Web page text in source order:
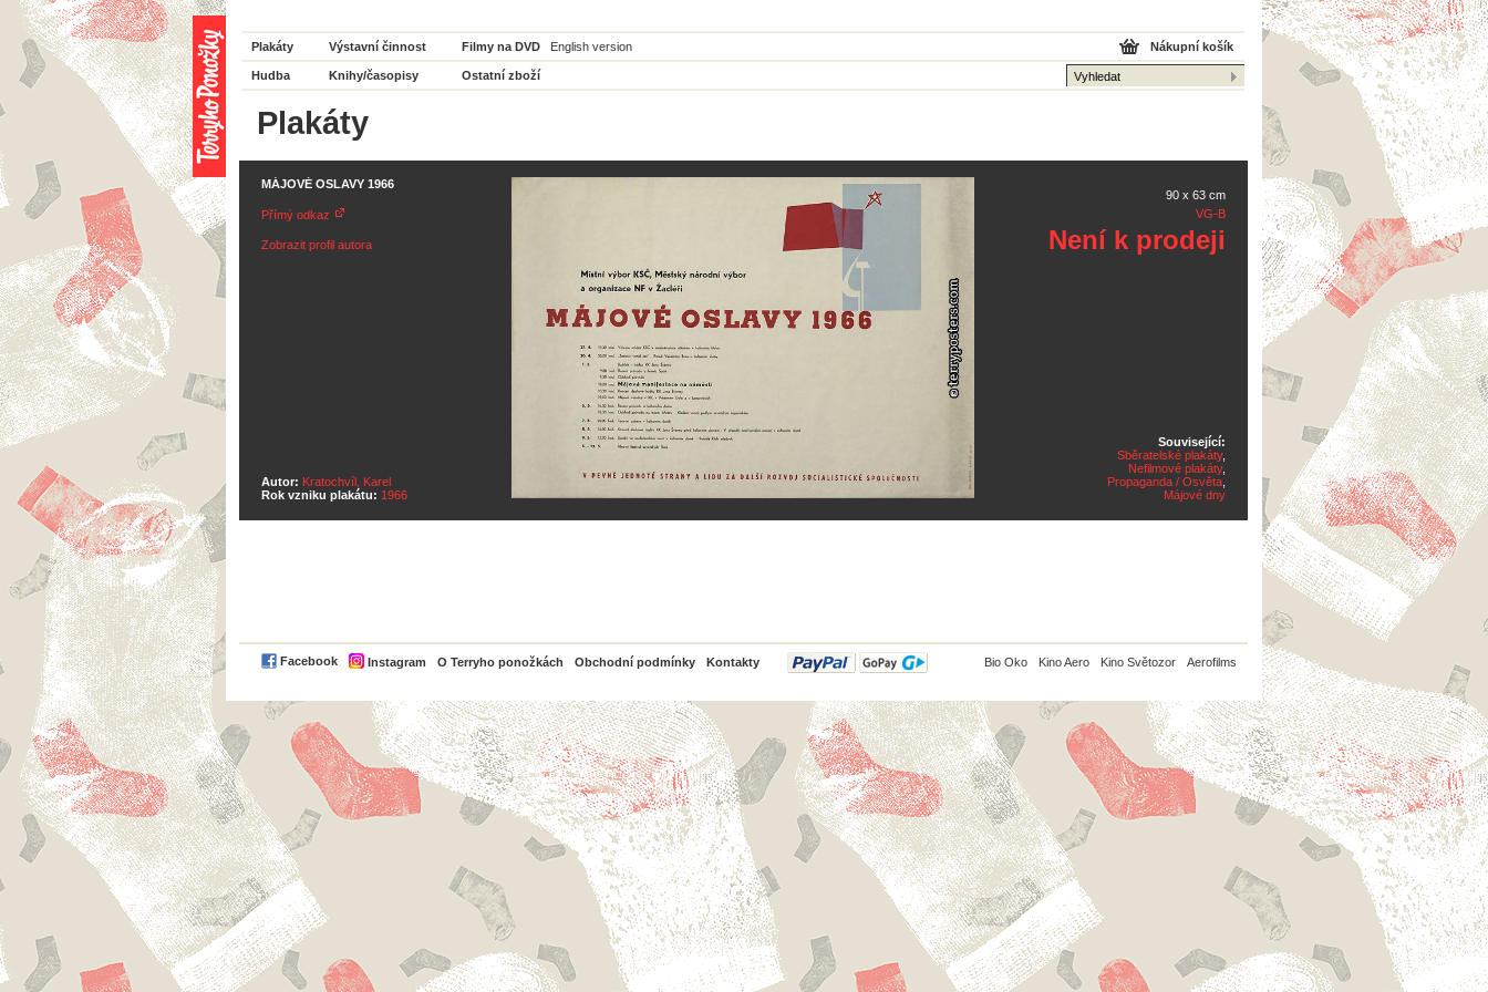
Plakáty Výstavní činnost Filmy na DVD English version
Hudba Knihy/časopisy Ostatní zboží
Nákupní košík
Plakáty
MÁJOVÉ OSLAVY 1966
Přímý odkaz
Zobrazit profil autora
Autor: Kratochvíl, Karel
Rok vzniku plakátu: 1966
90 x 63 cm
VG-B
Není k prodeji
Související:
Sběratelské plakáty,
Nefilmové plakáty,
Propaganda / Osvěta
Májové dny
Facebook Instagram O Terryho ponožkách Obchodní podmínky Kontakty
PayPal Bio Oko Kino Aero Kino Světozor Aerofilms